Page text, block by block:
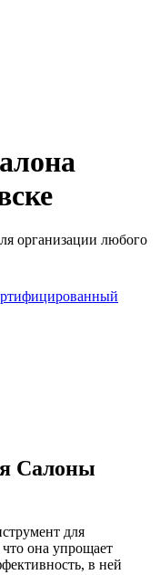
организации любого
Салоны
для
она упрощает
в ней